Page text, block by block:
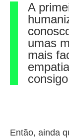
A
umas
mais
Então, ainda